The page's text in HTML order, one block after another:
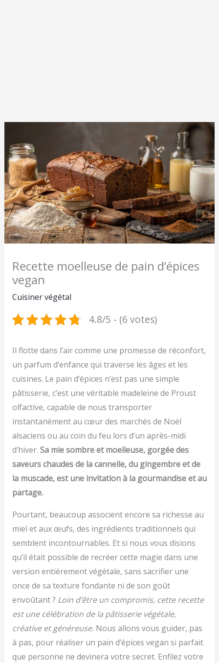
Recette moelleuse de pain d’épices
vegan
Cuisiner végétal
4.8/5 - (6 votes)
Il flotte dans l’air comme une promesse de réconfort,
un parfum d’enfance qui traverse les âges et les
cuisines. Le pain d’épices n’est pas une simple
pâtisserie, c’est une véritable madeleine de Proust
olfactive, capable de nous transporter
instantanément au cœur des marchés de Noël
alsaciens ou au coin du feu lors d’un après-midi
d’hiver. Sa mie sombre et moelleuse, gorgée des
saveurs chaudes de la cannelle, du gingembre et de
la muscade, est une invitation à la gourmandise et au
partage.
Pourtant, beaucoup associent encore sa richesse au
miel et aux œufs, des ingrédients traditionnels qui
semblent incontournables. Et si nous vous disions
qu’il était possible de recréer cette magie dans une
version entièrement végétale, sans sacrifier une
once de sa texture fondante ni de son goût
envoûtant ? Loin d’être un compromis, cette recette
est une célébration de la pâtisserie végétale,
créative et généreuse. Nous allons vous guider, pas
à pas, pour réaliser un pain d’épices vegan si parfait
que personne ne devinera votre secret. Enfilez votre